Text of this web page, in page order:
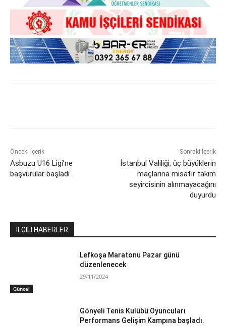
Önceki İçerik
Asbuzu U16 Ligi’ne
başvurular başladı
Sonraki İçerik
İstanbul Valiliği, üç büyüklerin
maçlarına misafir takım
seyircisinin alınmayacağını
duyurdu
İLGİLİ HABERLER
Güncel
Lefkoşa Maratonu Pazar günü
düzenlenecek
29/11/2024
Gönyeli Tenis Kulübü Oyuncuları
Performans Gelişim Kampına başladı.